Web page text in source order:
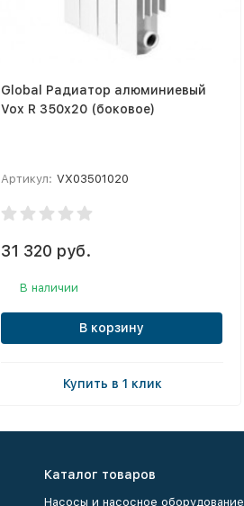
Global Радиатор алюминиевый
Vox R 350х20 (боковое)
Артикул: VX03501020
31 320 руб.
В наличии
В корзину
Купить в 1 клик
Каталог товаров
Насосы и насосное оборудование